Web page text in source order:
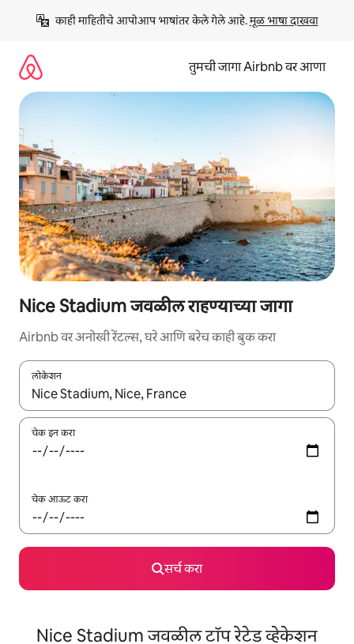
काही माहितीचे आपोआप भाषांतर केले गेले आहे. मूळ भाषा दाखवा
तुमची जागा Airbnb वर आणा
Nice Stadium जवळील राहण्याच्या जागा
Airbnb वर अनोखी रेंटल्स, घरे आणि बरेच काही बुक करा
लोकेशन
जेव्हा परिणाम उपलब्ध असतील, तेव्हा वरच्या आणि खाली बाणांच्या किजसह
चेक इन करा
चेक आऊट करा
सर्च करा
Nice Stadium जवळील टॉप रेटेड व्हेकेशन